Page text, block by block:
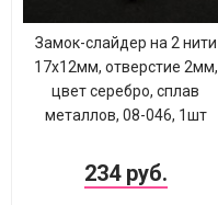
Замок-слайдер на 2 нити
17х12мм, отверстие 2мм,
цвет серебро, сплав
металлов, 08-046, 1шт
234 руб.